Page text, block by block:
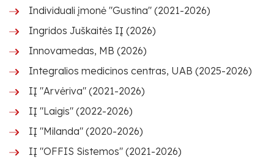
Individuali įmonė "Gustina" (2021-2026)
Ingridos Juškaitės IĮ (2026)
Innovamedas, MB (2026)
Integralios medicinos centras, UAB (2025-2026)
IĮ "Arvėriva" (2021-2026)
IĮ "Laigis" (2022-2026)
IĮ "Milanda" (2020-2026)
IĮ "OFFIS Sistemos" (2021-2026)